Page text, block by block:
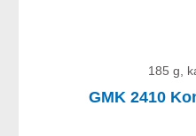
185 g,
GMK 2410